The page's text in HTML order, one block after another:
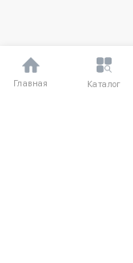
Главная Каталог